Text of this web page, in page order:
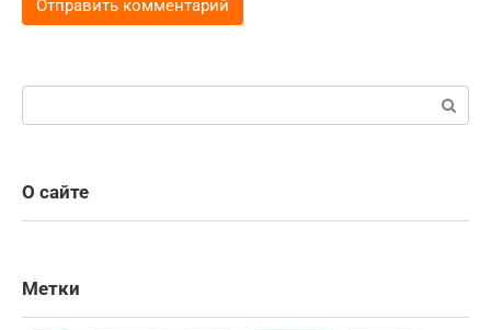
О сайте
Метки